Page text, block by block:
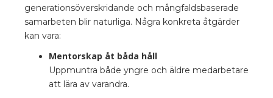
generationsöverskridande och mångfaldsbaserade
samarbeten blir naturliga. Några konkreta åtgärder
kan vara:
Mentorskap åt båda håll
Uppmuntra både yngre och äldre medarbetare
att lära av varandra.